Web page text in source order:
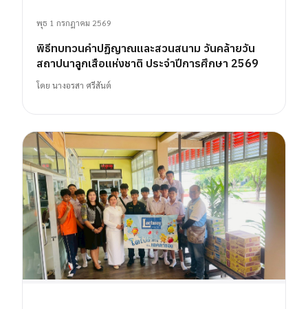
พุธ 1 กรกฎาคม 2569
พิธีทบทวนคำปฏิญาณและสวนสนาม วันคล้ายวัน
สถาปนาลูกเสือแห่งชาติ ประจำปีการศึกษา 2569
โดย นางอรสา ศรีสันต์